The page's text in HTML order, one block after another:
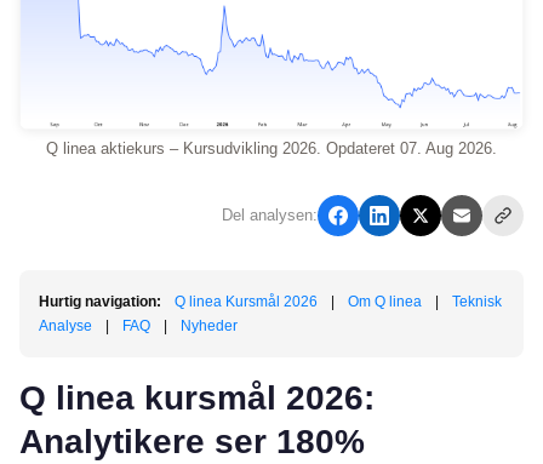
Q linea aktiekurs – Kursudvikling 2026. Opdateret 07. Aug 2026.
Del analysen:
Hurtig navigation: Q linea Kursmål 2026 Om Q linea
Teknisk
Analyse
FAQ Nyheder
Q linea kursmål 2026:
Analytikere ser 180%